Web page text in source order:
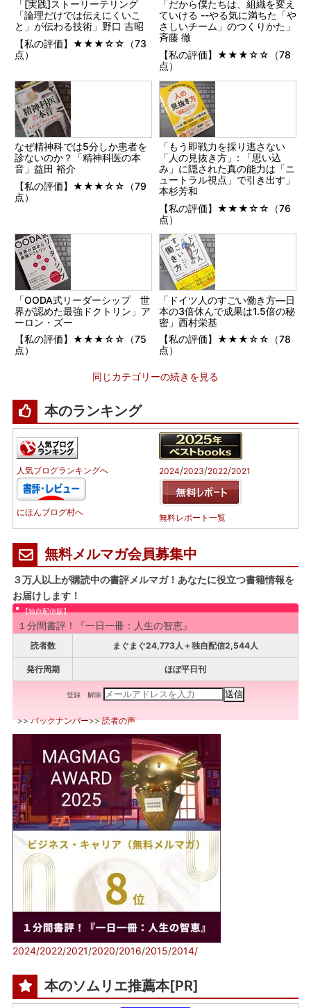
「[実践]ストーリーテリング
「論理だけでは伝えにくいこ
と」が伝わる技術」野口 吉昭
【私の評価】★★★☆☆（73
点）
「だから僕たちは、組織を変え
ていける --やる気に満ちた「や
さしいチーム」のつくりかた」
斉藤 徹
【私の評価】★★★☆☆（78
点）
なぜ精神科では5分しか患者を
診ないのか？「精神科医の本
音」益田 裕介
【私の評価】★★★☆☆（79
点）
「もう即戦力を採り逃さない
「人の見抜き方」: 「思い込
み」に隠された真の能力は「ニ
ュートラル視点」で引き出す」
本杉芳和
【私の評価】★★★☆☆（76
点）
「OODA式リーダーシップ 世
界が認めた最強ドクトリン」ア
ーロン・ズー
【私の評価】★★★☆☆（75
点）
「ドイツ人のすごい働き方―日
本の3倍休んで成果は1.5倍の秘
密」西村栄基
【私の評価】★★★☆☆（78
点）
同じカテゴリーの続きを見る
本のランキング
人気ブログランキングへ
にほんブログ村へ
2024/2023/2022/2021
無料レポート一覧
無料メルマガ会員募集中
３万人以上が購読中の書評メルマガ！あなたに役立つ書籍情報を
お届けします！
【独自配信版】
１分間書評！『一日一冊：人生の智恵』
読者数 まぐまぐ24,773人＋独自配信2,544人
発行周期 ほぼ平日刊
登録 解除
>>バックナンバー>>読者の声
2024/2022/2021/2020/2016/2015/2014/
本のソムリエ推薦本[PR]